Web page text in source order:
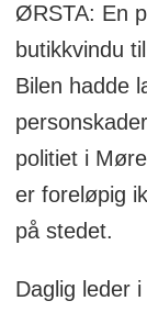
ØRSTA: En
butikkvindu
Bilen hadde
politiet i
er foreløpig
på stedet.
Daglig leder